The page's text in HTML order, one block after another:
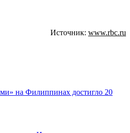
Источник: www.rbc.ru
на Филиппинах достигло 20